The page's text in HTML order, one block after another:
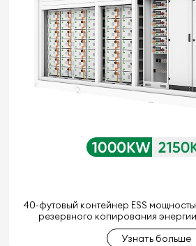
40-футовый контейнер ESS
резервного копирования
Узнать больше